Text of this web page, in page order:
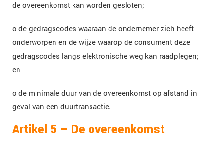
de overeenkomst kan worden gesloten;
o de gedragscodes waaraan de ondernemer zich heeft
onderworpen en de wijze waarop de consument deze
gedragscodes langs elektronische weg kan raadplegen;
en
o de minimale duur van de overeenkomst op afstand in
geval van een duurtransactie.
Artikel 5 – De overeenkomst